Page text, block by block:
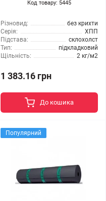
Код товару: 5445
Різновид:
без крихти
Серія:
ХПП
Підстава:
склохолст
Тип:
підкладковий
Щільність:
2 кг/м2
1 383.16 грн
До кошика
Популярний